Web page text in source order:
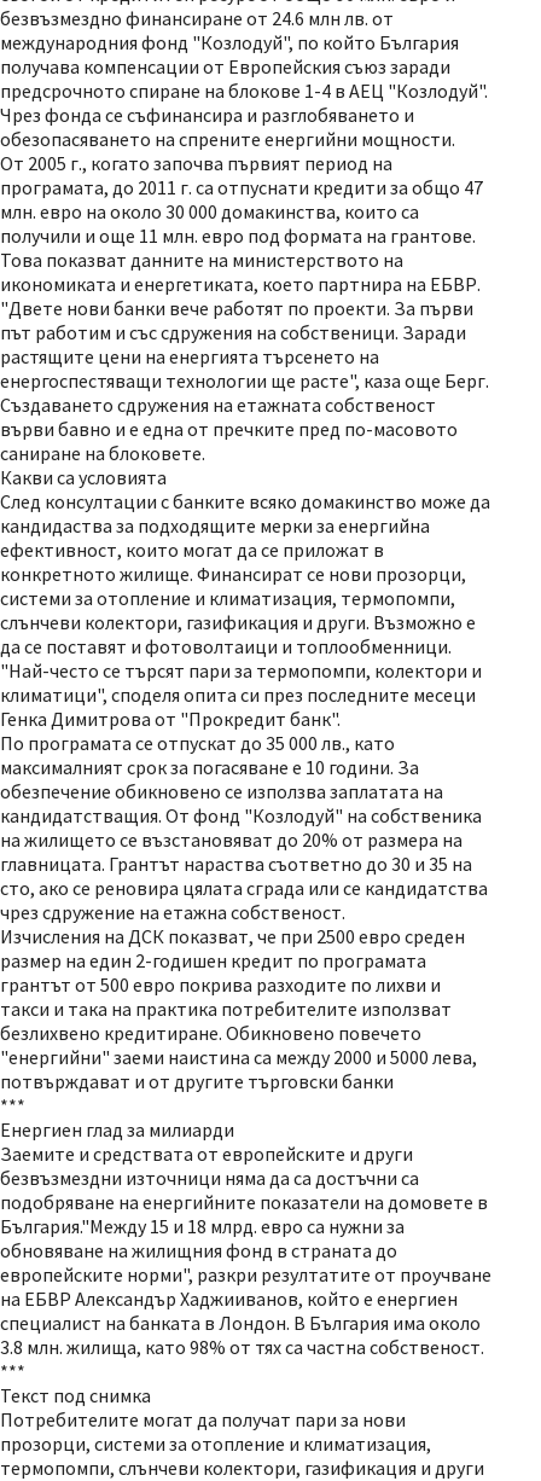
безвъзмездно финансиране от 24.6 млн лв. от
международния фонд "Козлодуй", по който България
получава компенсации от Европейския съюз заради
предсрочното спиране на блокове 1-4 в АЕЦ "Козлодуй".
Чрез фонда се съфинансира и разглобяването и
обезопасяването на спрените енергийни мощности.
От 2005 г., когато започва първият период на
програмата, до 2011 г. са отпуснати кредити за общо 47
млн. евро на около 30 000 домакинства, които са
получили и още 11 млн. евро под формата на грантове.
Това показват данните на министерството на
икономиката и енергетиката, което партнира на ЕБВР.
"Двете нови банки вече работят по проекти. За първи
път работим и със сдружения на собственици. Заради
растящите цени на енергията търсенето на
енергоспестяващи технологии ще расте", каза още Берг.
Създаването сдружения на етажната собственост
върви бавно и е една от пречките пред по-масовото
саниране на блоковете.
Какви са условията
След консултации с банките всяко домакинство може да
кандидаства за подходящите мерки за енергийна
ефективност, които могат да се приложат в
конкретното жилище. Финансират се нови прозорци,
системи за отопление и климатизация, термопомпи,
слънчеви колектори, газификация и други. Възможно е
да се поставят и фотоволтаици и топлообменници.
"Най-често се търсят пари за термопомпи, колектори и
климатици", споделя опита си през последните месеци
Генка Димитрова от "Прокредит банк".
По програмата се отпускат до 35 000 лв., като
максималният срок за погасяване е 10 години. За
обезпечение обикновено се използва заплатата на
кандидатстващия. От фонд "Козлодуй" на собственика
на жилището се възстановяват до 20% от размера на
главницата. Грантът нараства съответно до 30 и 35 на
сто, ако се реновира цялата сграда или се кандидатства
чрез сдружение на етажна собственост.
Изчисления на ДСК показват, че при 2500 евро среден
размер на един 2-годишен кредит по програмата
грантът от 500 евро покрива разходите по лихви и
такси и така на практика потребителите използват
безлихвено кредитиране. Обикновено повечето
"енергийни" заеми наистина са между 2000 и 5000 лева,
потвърждават и от другите търговски банки
***
Енергиен глад за милиарди
Заемите и средствата от европейските и други
безвъзмездни източници няма да са достъчни са
подобряване на енергийните показатели на домовете в
България."Между 15 и 18 млрд. евро са нужни за
обновяване на жилищния фонд в страната до
европейските норми", разкри резултатите от проучване
на ЕБВР Александър Хаджииванов, който е енергиен
специалист на банката в Лондон. В България има около
3.8 млн. жилища, като 98% от тях са частна собственост.
***
Текст под снимка
Потребителите могат да получат пари за нови
прозорци, системи за отопление и климатизация,
термопомпи, слънчеви колектори, газификация и други